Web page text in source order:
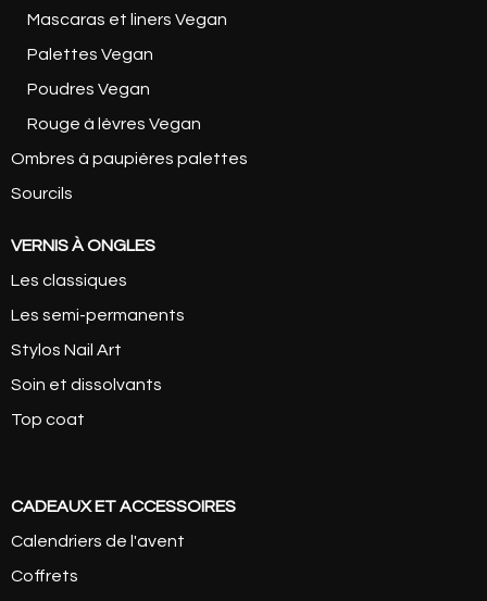
Mascaras et liners Vegan
Palettes Vegan
Poudres Vegan
Rouge à lèvres Vegan
Ombres à paupières palettes
Sourcils
VERNIS À ONGLES
Les classiques
Les semi-permanents
Stylos Nail Art
Soin et dissolvants
Top coat
CADEAUX ET ACCESSOIRES
Calendriers de l'avent
Coffrets